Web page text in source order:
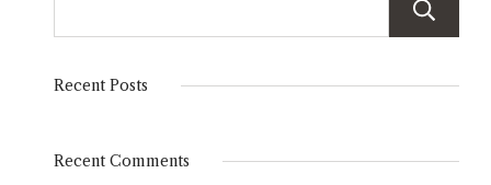
Recent Posts
Recent Comments